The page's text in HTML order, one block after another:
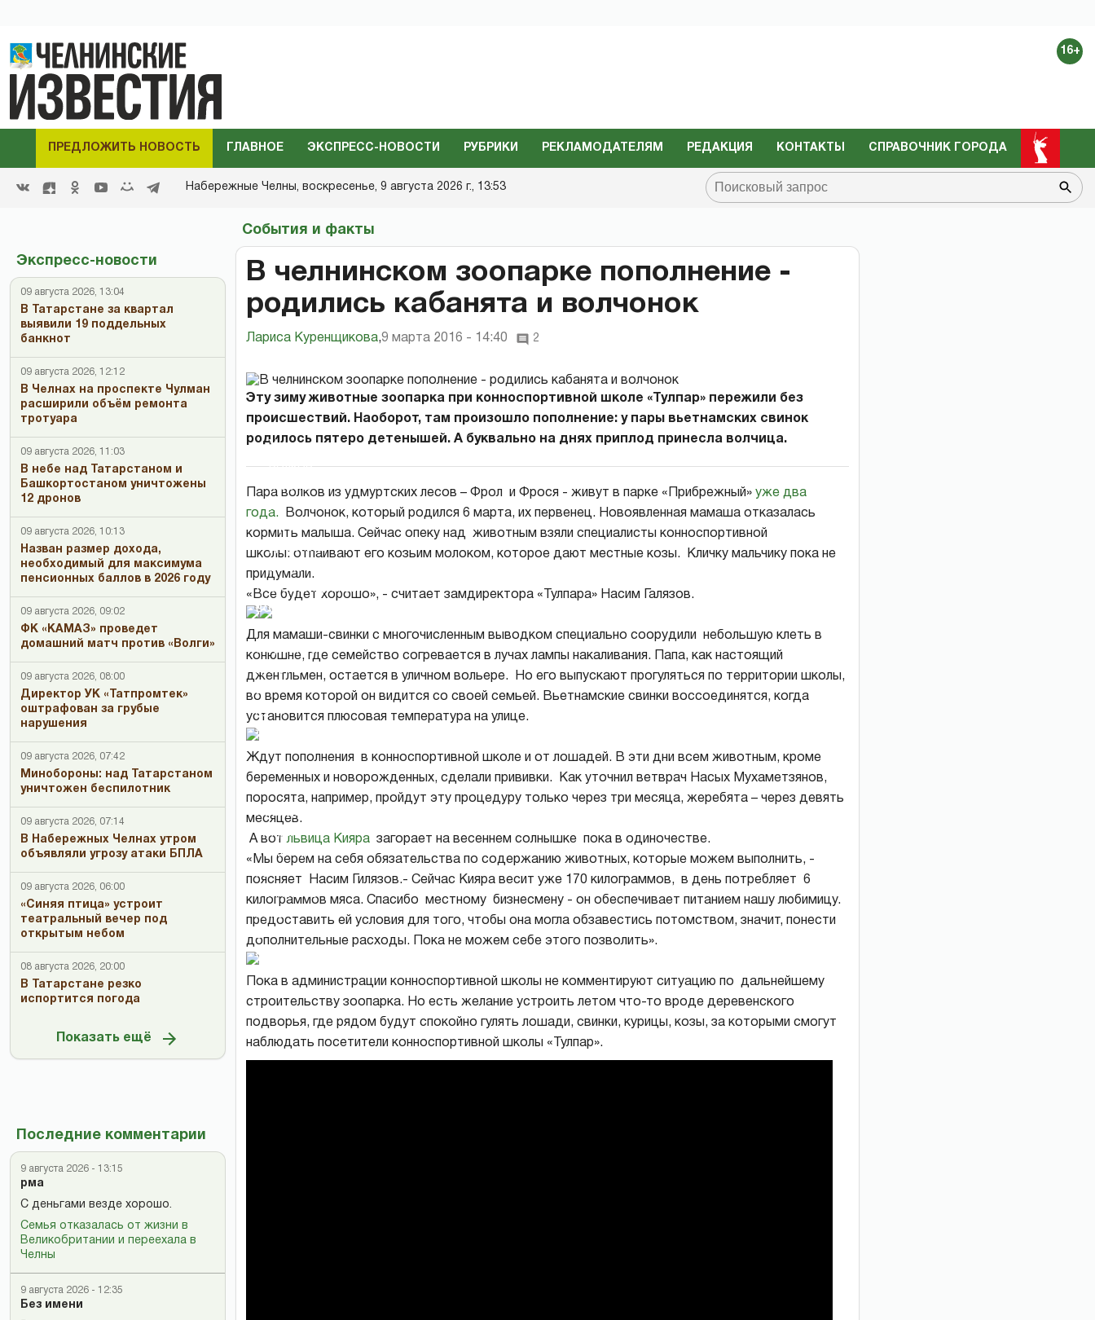
16+
ПРЕДЛОЖИТЬ НОВОСТЬ ГЛАВНОЕ ЭКСПРЕСС-НОВОСТИ РУБРИКИ РЕКЛАМОДАТЕЛЯМ РЕДАКЦИЯ КОНТАКТЫ СПРАВОЧНИК ГОРОДА
Набережные Челны, воскресенье, 9 августа 2026 г., 13:53
Экспресс-новости
09 августа 2026, 13:04
В Татарстане за квартал
выявили 19 поддельных
банкнот
09 августа 2026, 12:12
В Челнах на проспекте Чулман
расширили объём ремонта
тротуара
09 августа 2026, 11:03
В небе над Татарстаном и
Башкортостаном уничтожены
12 дронов
09 августа 2026, 10:13
Назван размер дохода,
необходимый для максимума
пенсионных баллов в 2026 году
09 августа 2026, 09:02
ФК «КАМАЗ» проведет
домашний матч против «Волги»
09 августа 2026, 08:00
Директор УК «Татпромтек»
оштрафован за грубые
нарушения
09 августа 2026, 07:42
Минобороны: над Татарстаном
уничтожен беспилотник
09 августа 2026, 07:14
В Набережных Челнах утром
объявляли угрозу атаки БПЛА
09 августа 2026, 06:00
«Синяя птица» устроит
театральный вечер под
открытым небом
08 августа 2026, 20:00
В Татарстане резко
испортится погода
Показать ещё
Последние комментарии
9 августа 2026 - 13:15
рма
С деньгами везде хорошо.
Семья отказалась от жизни в
Великобритании и переехала в
Челны
9 августа 2026 - 12:35
Без имени
События и факты
В челнинском зоопарке пополнение -
родились кабанята и волчонок
Лариса Куренщикова,9 марта 2016 - 14:40 2
Эту зиму животные зоопарка при конноспортивной школе «Тулпар» пережили без
происшествий. Наоборот, там произошло пополнение: у пары вьетнамских свинок
родилось пятеро детенышей. А буквально на днях приплод принесла волчица.
Пара волков из удмуртских лесов – Фрол и Фрося - живут в парке «Прибрежный» уже два
года.
Волчонок, который родился 6 марта, их первенец. Новоявленная мамаша отказалась
кормить малыша. Сейчас опеку над животным взяли специалисты конноспортивной
школы: отпаивают его козьим молоком, которое дают местные козы. Кличку мальчику пока не
придумали.
«Все будет хорошо», - считает замдиректора «Тулпара» Насим Галязов.
Новорожденный
волчонок
У
волков
марта
Для мамаши-свинки с многочисленным выводком специально соорудили небольшую клеть в
конюшне, где семейство согревается в лучах лампы накаливания. Папа, как настоящий
джентльмен, остается в уличном вольере. Но его выпускают прогуляться по территории школы,
во время которой он видится со своей семьей. Вьетнамские свинки воссоединятся, когда
установится плюсовая температура на улице.
лампы
Ждут пополнения в конноспортивной школе и от лошадей. В эти дни всем животным, кроме
беременных и новорожденных, сделали прививки. Как уточнил ветврач Насых Мухаметзянов,
поросята, например, пройдут эту процедуру только через три месяца, жеребята – через девять
месяцев.
А вот львица Кияра загорает на весеннем солнышке пока в одиночестве.
«Мы берем на себя обязательства по содержанию животных, которые можем выполнить, -
поясняет Насим Гилязов.- Сейчас Кияра весит уже 170 килограммов, в день потребляет 6
килограммов мяса. Спасибо местному бизнесмену - он обеспечивает питанием нашу любимицу.
предоставить ей условия для того, чтобы она могла обзавестись потомством, значит, понести
дополнительные расходы. Пока не можем себе этого позволить».
нежится
одиночестве
Пока в администрации конноспортивной школы не комментируют ситуацию по дальнейшему
строительству зоопарка. Но есть желание устроить летом что-то вроде деревенского
подворья, где рядом будут спокойно гулять лошади, свинки, курицы, козы, за которыми смогут
наблюдать посетители конноспортивной школы «Тулпар».